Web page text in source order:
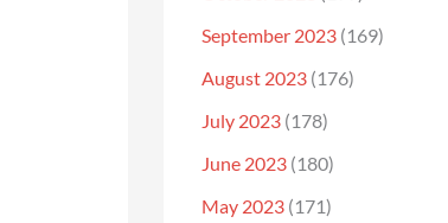
September 2023 (169)
August 2023 (176)
July 2023 (178)
June 2023 (180)
May 2023 (171)